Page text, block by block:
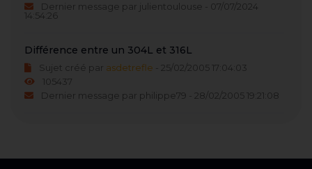
Dernier message par julientoulouse - 07/07/2024
14:54:26
Différence entre un 304L et 316L
Sujet créé par asdetrefle - 25/02/2005 17:04:03
105437
Dernier message par philippe79 - 28/02/2005 19:21:08